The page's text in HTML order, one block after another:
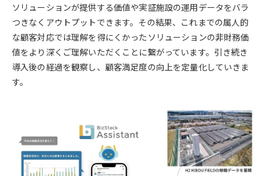
ソリューションが提供する価値や実証施設の運用データをバラ
つきなくアウトプットできます。その結果、これまでの属人的
な顧客対応では理解を得にくかったソリューションの非財務価
値をより深くご理解いただくことに繋がっています。引き続き
導入後の経過を観察し、顧客満足度の向上を定量化していきま
す。